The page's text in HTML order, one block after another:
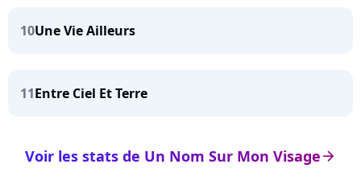
10Une Vie Ailleurs
11Entre Ciel Et Terre
arrow_right
Voir les stats de Un Nom Sur Mon Visage